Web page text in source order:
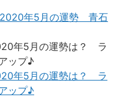
年5月の運勢 青石
年5月の運勢は？ ラ
ップ♪
年5月の運勢は？ ラ
ップ♪